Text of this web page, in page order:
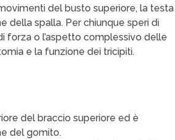
del busto superiore, la testa
della spalla. Per chiunque speri di
forza o l’aspetto complessivo delle
e la funzione dei tricipiti.
del braccio superiore ed è
del gomito.